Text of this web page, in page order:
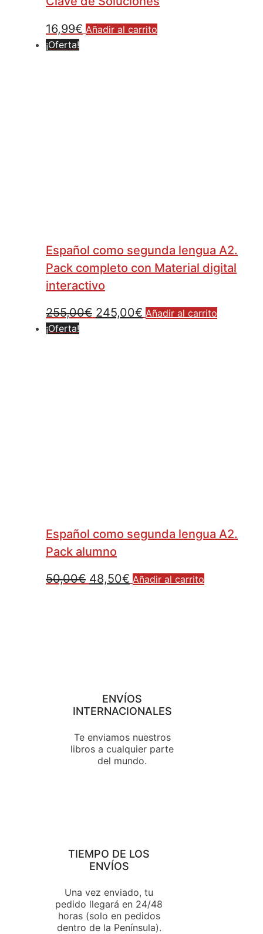
16,99€ Añadir al carrito
¡Oferta!
Español como segunda lengua A2.
Pack completo con Material digital
interactivo
255,00€ 245,00€ Añadir al carrito
¡Oferta!
Español como segunda lengua A2.
Pack alumno
50,00€ 48,50€ Añadir al carrito
ENVÍOS
INTERNACIONALES
Te enviamos nuestros
libros a cualquier parte
del mundo.
TIEMPO DE LOS
ENVÍOS
Una vez enviado, tu
pedido llegará en 24/48
horas (solo en pedidos
dentro de la Península).